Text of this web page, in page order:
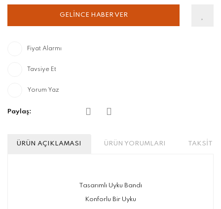
GELİNCE HABER VER
Fiyat Alarmı
Tavsiye Et
Yorum Yaz
Paylaş:
ÜRÜN AÇIKLAMASI ÜRÜN YORUMLARI TAKSİT
Tasarımlı Uyku Bandı
Konforlu Bir Uyku